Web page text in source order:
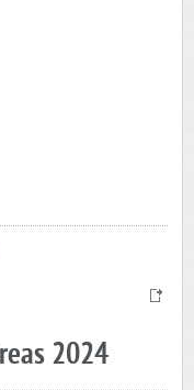
2024